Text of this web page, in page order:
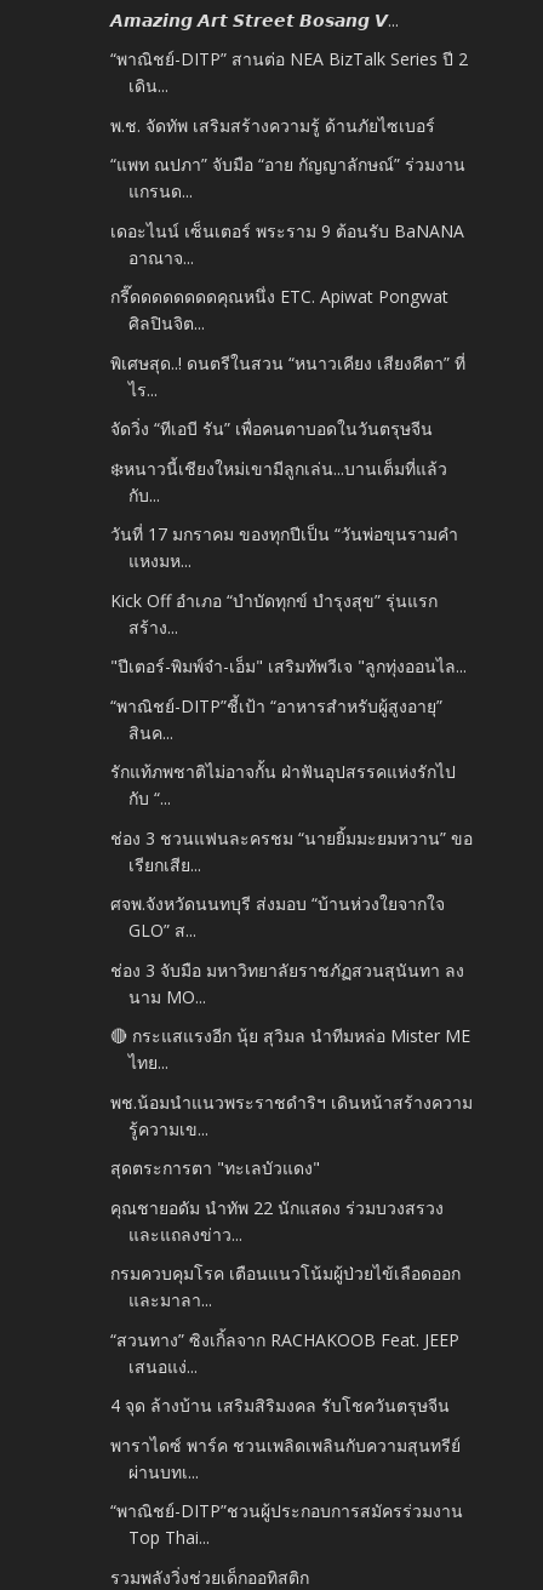
𝘼𝙢𝙖𝙯𝙞𝙣𝙜 𝘼𝙧𝙩 𝙎𝙩𝙧𝙚𝙚𝙩 𝘽𝙤𝙨𝙖𝙣𝙜 𝙑...
“พาณิชย์-DITP” สานต่อ NEA BizTalk Series ปี 2
เดิน...
พ.ช. จัดทัพ เสริมสร้างความรู้ ด้านภัยไซเบอร์
“แพท ณปภา” จับมือ “อาย กัญญาลักษณ์” ร่วมงาน
แกรนด...
เดอะไนน์ เซ็นเตอร์ พระราม 9 ต้อนรับ BaNANA
อาณาจ...
กรี๊ดดดดดดดดคุณหนึ่ง ETC. Apiwat Pongwat
ศิลปินจิต...
พิเศษสุด..! ดนตรีในสวน “หนาวเคียง เสียงคีตา” ที่
ไร...
จัดวิ่ง “ทีเอบี รัน” เพื่อคนตาบอดในวันตรุษจีน
❄️หนาวนี้เชียงใหม่เขามีลูกเล่น...บานเต็มที่แล้ว
กับ...
วันที่ 17 มกราคม ของทุกปีเป็น “วันพ่อขุนรามคำ
แหงมห...
Kick Off อำเภอ “บำบัดทุกข์ บำรุงสุข” รุ่นแรก
สร้าง...
"ปีเตอร์-พิมพ์จ๋า-เอ็ม" เสริมทัพวีเจ "ลูกทุ่งออนไล...
“พาณิชย์-DITP”ชี้เป้า “อาหารสำหรับผู้สูงอายุ”
สินค...
รักแท้ภพชาติไม่อาจกั้น ฝ่าฟันอุปสรรคแห่งรักไป
กับ “...
ช่อง 3 ชวนแฟนละครชม “นายยิ้มมะยมหวาน” ขอ
เรียกเสีย...
ศจพ.จังหวัดนนทบุรี ส่งมอบ “บ้านห่วงใยจากใจ
GLO” ส...
ช่อง 3 จับมือ มหาวิทยาลัยราชภัฏสวนสุนันทา ลง
นาม MO...
🔴 กระแสแรงอีก นุ้ย สุวิมล นำทีมหล่อ Mister ME
ไทย...
พช.น้อมนำแนวพระราชดำริฯ เดินหน้าสร้างความ
รู้ความเข...
สุดตระการตา "ทะเลบัวแดง"
คุณชายอดัม นำทัพ 22 นักแสดง ร่วมบวงสรวง
และแถลงข่าว...
กรมควบคุมโรค เตือนแนวโน้มผู้ป่วยไข้เลือดออก
และมาลา...
“สวนทาง” ซิงเกิ้ลจาก RACHAKOOB Feat. JEEP
เสนอแง่...
4 จุด ล้างบ้าน เสริมสิริมงคล รับโชควันตรุษจีน
พาราไดซ์ พาร์ค ชวนเพลิดเพลินกับความสุนทรีย์
ผ่านบทเ...
“พาณิชย์-DITP”ชวนผู้ประกอบการสมัครร่วมงาน
Top Thai...
รวมพลังวิ่งช่วยเด็กออทิสติก